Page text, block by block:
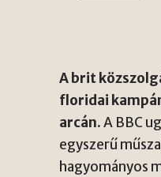
A brit
floridai
arcán.A BBC
egyszerű
hagyományos